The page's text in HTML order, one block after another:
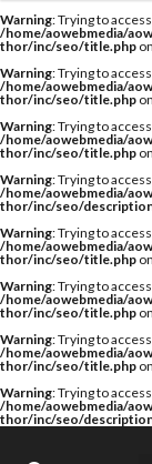
Warning: Trying to
/home/aowebmedia/
thor/inc/seo/title.php
Warning: Trying to
/home/aowebmedia/
thor/inc/seo/title.php
Warning: Trying to
/home/aowebmedia/
thor/inc/seo/title.php
Warning: Trying to
/home/aowebmedia/
thor/inc/seo/
Warning: Trying to
/home/aowebmedia/
thor/inc/seo/title.php
Warning: Trying to
/home/aowebmedia/
thor/inc/seo/title.php
Warning: Trying to
/home/aowebmedia/
thor/inc/seo/title.php
Warning: Trying to
/home/aowebmedia/
thor/inc/seo/
タグ
A WING
AQUARIUS
BAGUSE
Camuy
DOVE
Harlem
HYUGA PRO
ISA World